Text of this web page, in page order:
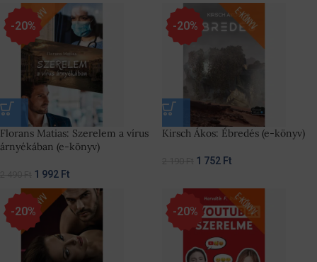
-20%
Florans Matias: Szerelem a vírus
árnyékában (e-könyv)
1 992 Ft
-20%
Kirsch Ákos: Ébredés (e-könyv)
1 752 Ft
-20% -20%